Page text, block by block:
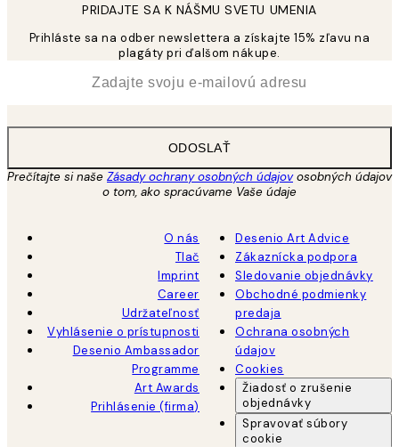
PRIDAJTE SA K NÁŠMU SVETU UMENIA
Prihláste sa na odber newslettera a získajte 15% zľavu na
plagáty pri ďalšom nákupe.
ODOSLAŤ
Prečítajte si naše Zásady ochrany osobných údajovosobných údajov
o tom, ako spracúvame Vaše údaje
O nás
Tlač
Imprint
Career
Udržateľnosť
Vyhlásenie o prístupnosti
Desenio Ambassador
Programme
Art Awards
Prihlásenie (firma)
Desenio Art Advice
Zákaznícka podpora
Sledovanie objednávky
Obchodné podmienky
predaja
Ochrana osobných
údajov
Cookies
Žiadosť o zrušenie
objednávky
Spravovať súbory
cookie